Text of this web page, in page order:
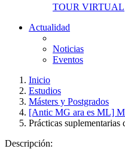
TOUR VIRTUAL
Actualidad
Noticias
Eventos
Inicio
Estudios
Másters y Postgrados
[Antic MG ara es ML]
Prácticas
Descripción: